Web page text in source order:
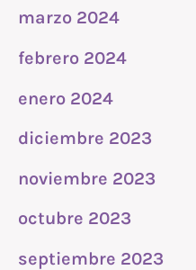
marzo 2024
febrero 2024
enero 2024
diciembre 2023
noviembre 2023
octubre 2023
septiembre 2023